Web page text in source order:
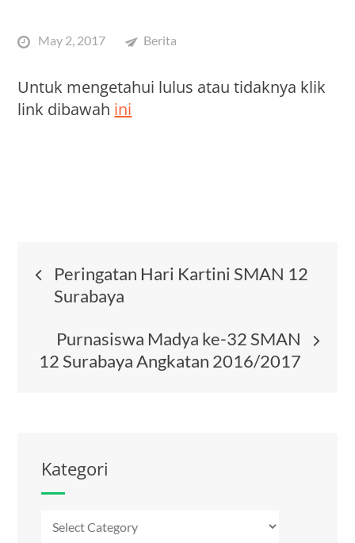
PostedMay 2, 2017 Berita
Untuk mengetahui lulus atau tidaknya klik
link dibawah ini
Post
navigation
Peringatan Hari Kartini SMAN 12
Surabaya
Purnasiswa Madya ke-32 SMAN
12 Surabaya Angkatan 2016/2017
Kategori
Kategori